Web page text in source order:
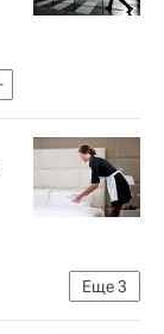
Еще3